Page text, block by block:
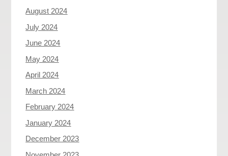
August 2024
July 2024
June 2024
May 2024
April 2024
March 2024
February 2024
January 2024
December 2023